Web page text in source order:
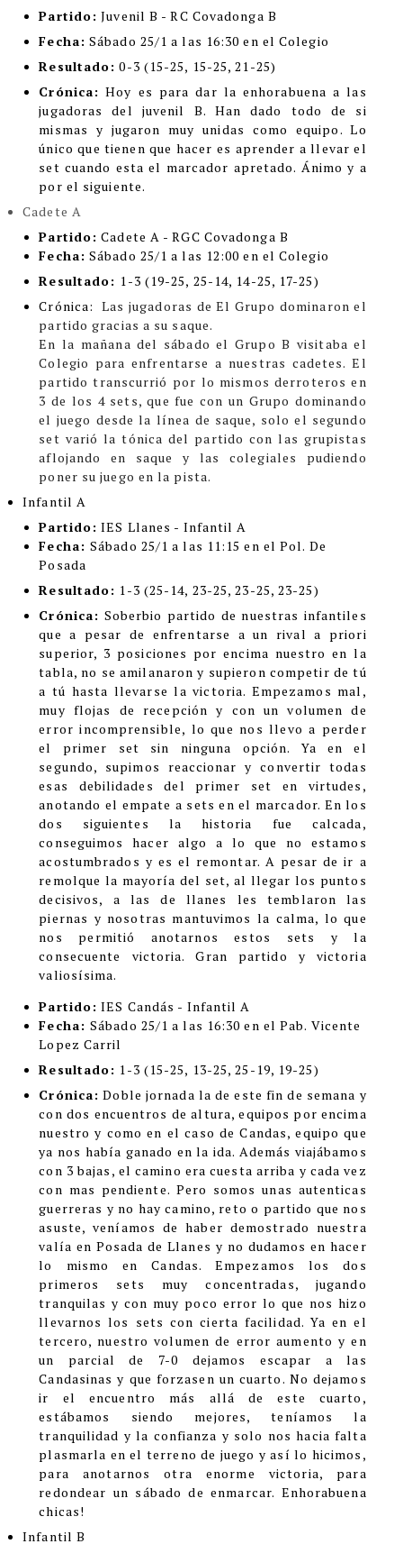
Partido: Juvenil B - RC Covadonga B
Fecha: Sábado 25/1 a las 16:30 en el Colegio
Resultado: 0-3 (15-25, 15-25, 21-25)
Crónica: Hoy es para dar la enhorabuena a las
jugadoras del juvenil B. Han dado todo de si
mismas y jugaron muy unidas como equipo. Lo
único que tienen que hacer es aprender a llevar el
set cuando esta el marcador apretado. Ánimo y a
por el siguiente.
Cadete A
Partido: Cadete A - RGC Covadonga B
Fecha: Sábado 25/1 a las 12:00 en el Colegio
Resultado: 1-3 (19-25, 25-14, 14-25, 17-25)
Crónica: Las jugadoras de El Grupo dominaron el
partido gracias a su saque.
En la mañana del sábado el Grupo B visitaba el
Colegio para enfrentarse a nuestras cadetes. El
partido transcurrió por lo mismos derroteros en
3 de los 4 sets, que fue con un Grupo dominando
el juego desde la línea de saque, solo el segundo
set varió la tónica del partido con las grupistas
aflojando en saque y las colegiales pudiendo
poner su juego en la pista.
Infantil A
Partido: IES Llanes - Infantil A
Fecha:Sábado 25/1 a las 11:15 en el Pol. De
Posada
Resultado: 1-3 (25-14, 23-25, 23-25, 23-25)
Crónica: Soberbio partido de nuestras infantiles
que a pesar de enfrentarse a un rival a priori
superior, 3 posiciones por encima nuestro en la
tabla, no se amilanaron y supieron competir de tú
a tú hasta llevarse la victoria. Empezamos mal,
muy flojas de recepción y con un volumen de
error incomprensible, lo que nos llevo a perder
el primer set sin ninguna opción. Ya en el
segundo, supimos reaccionar y convertir todas
esas debilidades del primer set en virtudes,
anotando el empate a sets en el marcador. En los
dos siguientes la historia fue calcada,
conseguimos hacer algo a lo que no estamos
acostumbrados y es el remontar. A pesar de ir a
remolque la mayoría del set, al llegar los puntos
decisivos, a las de llanes les temblaron las
piernas y nosotras mantuvimos la calma, lo que
nos permitió anotarnos estos sets y la
consecuente victoria. Gran partido y victoria
valiosísima.
Partido: IES Candás - Infantil A
Fecha:Sábado 25/1 a las 16:30 en el Pab. Vicente
Lopez Carril
Resultado: 1-3 (15-25, 13-25, 25-19, 19-25)
Crónica: Doble jornada la de este fin de semana y
con dos encuentros de altura, equipos por encima
nuestro y como en el caso de Candas, equipo que
ya nos había ganado en la ida. Además viajábamos
con 3 bajas, el camino era cuesta arriba y cada vez
con mas pendiente. Pero somos unas autenticas
guerreras y no hay camino, reto o partido que nos
asuste, veníamos de haber demostrado nuestra
valía en Posada de Llanes y no dudamos en hacer
lo mismo en Candas. Empezamos los dos
primeros sets muy concentradas, jugando
tranquilas y con muy poco error lo que nos hizo
llevarnos los sets con cierta facilidad. Ya en el
tercero, nuestro volumen de error aumento y en
un parcial de 7-0 dejamos escapar a las
Candasinas y que forzasen un cuarto. No dejamos
ir el encuentro más allá de este cuarto,
estábamos siendo mejores, teníamos la
tranquilidad y la confianza y solo nos hacia falta
plasmarla en el terreno de juego y así lo hicimos,
para anotarnos otra enorme victoria, para
redondear un sábado de enmarcar. Enhorabuena
chicas!
Infantil B